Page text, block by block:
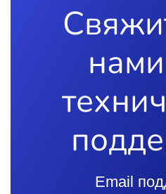
Email